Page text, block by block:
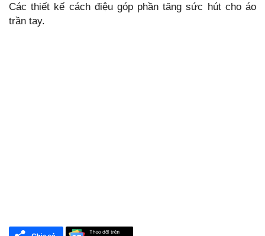
Các thiết kế cách điệu góp phần tăng sức hút cho áo
trần tay.